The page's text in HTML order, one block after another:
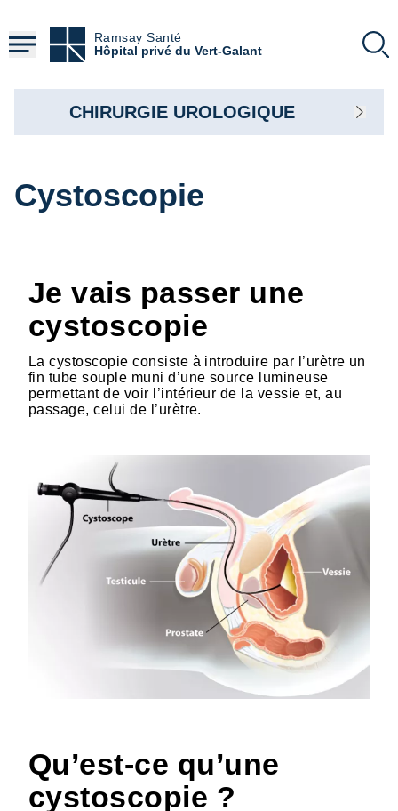
contenu
principal
Ramsay Santé
Hôpital privé du Vert-Galant
Cystoscopie
Je vais passer une
cystoscopie
La cystoscopie consiste à introduire par l’urètre un
fin tube souple muni d’une source lumineuse
permettant de voir l’intérieur de la vessie et, au
passage, celui de l’urètre.
HTML
Qu’est-ce qu’une
cystoscopie ?
CHIRURGIE UROLOGIQUE